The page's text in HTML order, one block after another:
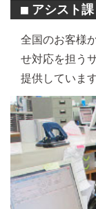
■ アシスト課
全国のお客様
せ対応を担う
提供しています